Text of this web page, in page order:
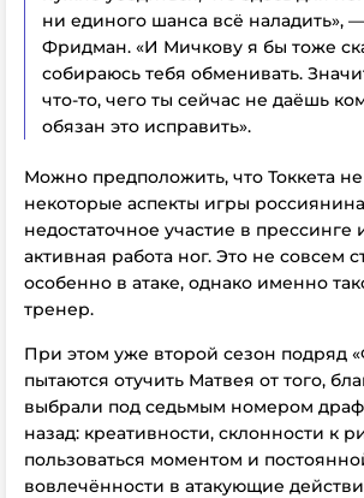
ни единого шанса всё наладить»,
Фридман. «И Мичкову я бы тоже
собираюсь тебя обменивать.
что-то, чего ты сейчас не даёшь
обязан это исправить».
Можно предположить, что Токкета
некоторые аспекты игры
недостаточное участие в прессинге
активная работа ног. Это не совсем
особенно в атаке, однако именно
тренер.
При этом уже второй сезон подряд
пытаются отучить Матвея от того,
выбрали под седьмым номером
назад: креативности, склонности к
пользоваться моментом и
вовлечённости в атакующие